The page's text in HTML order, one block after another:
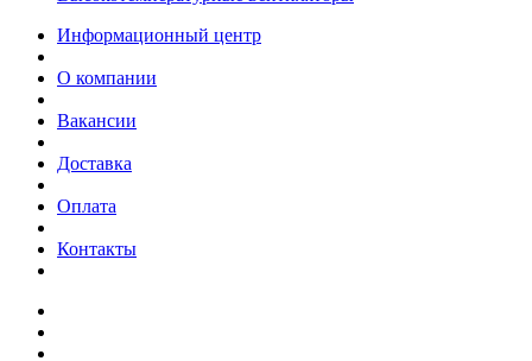
Информационный центр
О компании
Вакансии
Доставка
Оплата
Контакты